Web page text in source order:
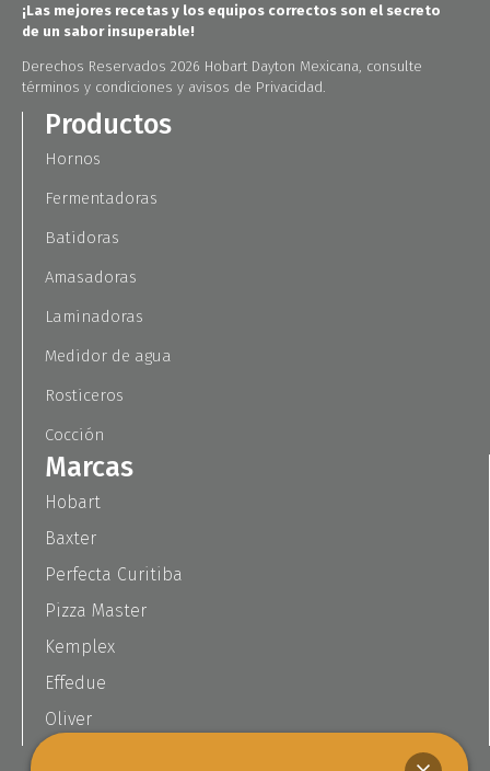
¡Las mejores recetas y los equipos correctos son el secreto
de un sabor insuperable!
Derechos Reservados 2026 Hobart Dayton Mexicana, consulte
términos y condiciones y avisos de Privacidad.
Productos
Hornos
Fermentadoras
Batidoras
Amasadoras
Laminadoras
Medidor de agua
Rosticeros
Cocción
Marcas
Hobart
Baxter
Perfecta Curitiba
Pizza Master
Kemplex
Effedue
Oliver